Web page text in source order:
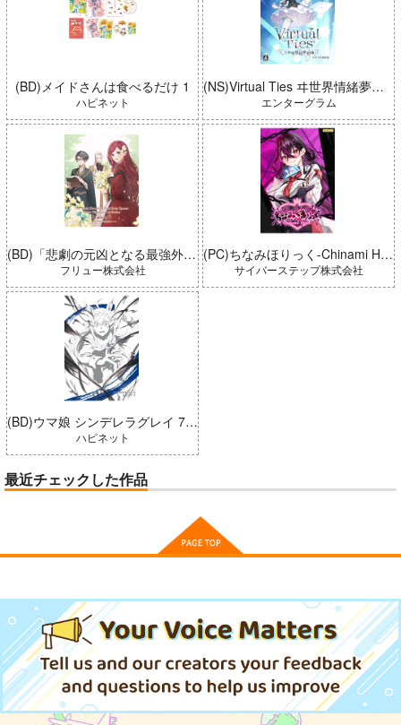
(BD)メイドさんは食べるだけ 1
ハピネット
(BD)「悲劇の元凶となる最強外道ラスボス女王は民の為に尽くします。 Season2」BD-BOX 上巻
フリュー株式会社
(BD)ウマ娘 シンデレラグレイ 7 豪華版 (とらのあな限定版)
ハピネット
(NS)Virtual Ties ヰ世界情緒夢想曲 完全生産限定版
エンターグラム
(PC)ちなみほりっく-Chinami Holic 特典付き 限定ボックス
サイバーステップ株式会社
最近チェックした作品